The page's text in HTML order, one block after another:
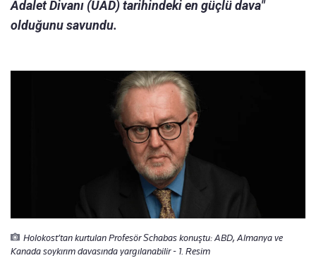
Adalet Divanı (UAD) tarihindeki en güçlü dava"
olduğunu savundu.
Holokost’tan kurtulan Profesör Schabas konuştu: ABD, Almanya ve
Kanada soykırım davasında yargılanabilir - 1. Resim